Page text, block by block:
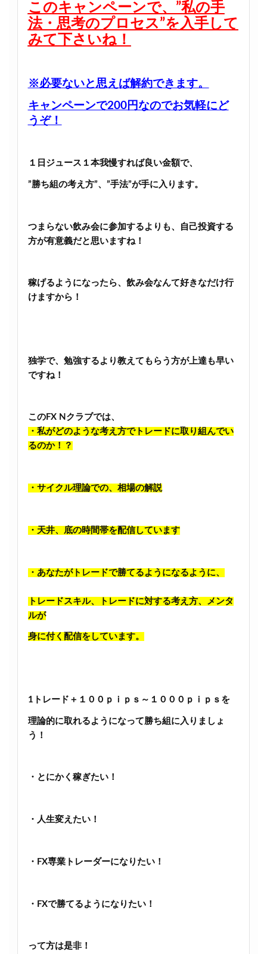
このキャンペーンで、”私の手
法・思考のプロセス”を入手して
みて下さいね！
※必要ないと思えば解約できます。
キャンペーンで200円なのでお気軽にど
うぞ！
１日ジュース１本我慢すれば良い金額で、
”勝ち組の考え方”、”手法”が手に入ります。
つまらない飲み会に参加するよりも、自己投資する
方が有意義だと思いますね！
稼げるようになったら、飲み会なんて好きなだけ行
けますから！
独学で、勉強するより教えてもらう方が上達も早い
ですね！
このFX Nクラブでは、
・私がどのような考え方でトレードに取り組んでい
るのか！？
・サイクル理論での、相場の解説
・天井、底の時間帯を配信しています
・あなたがトレードで勝てるようになるように、
トレードスキル、トレードに対する考え方、メンタ
ルが
身に付く配信をしています。
1トレード＋１００ｐｉｐｓ～１０００ｐｉｐｓを
理論的に取れるようになって勝ち組に入りましょ
う！
・とにかく稼ぎたい！
・人生変えたい！
・FX専業トレーダーになりたい！
・FXで勝てるようになりたい！
って方は是非！